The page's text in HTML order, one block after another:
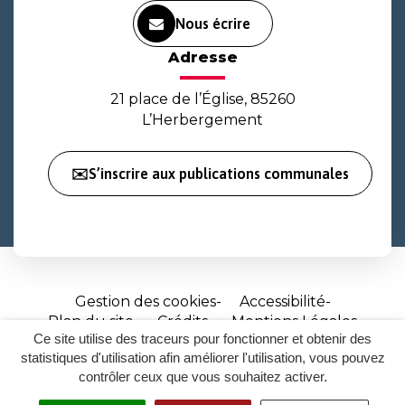
Ce site utilise des traceurs pour fonctionner et obtenir des
statistiques d'utilisation afin améliorer l'utilisation, vous pouvez
contrôler ceux que vous souhaitez activer.
Nous écrire
Adresse
21 place de l’Église, 85260
L’Herbergement
✉️S’inscrire aux publications communales
Gestion des cookies
Accessibilité
Plan du site
Crédits
Mentions Légales
Site
réalisé
par